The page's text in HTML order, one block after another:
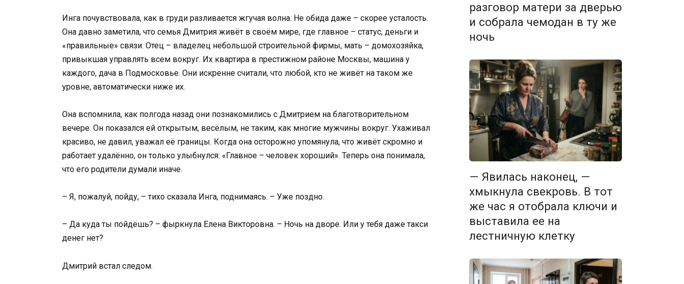
Инга почувствовала, как в груди разливается жгучая волна. Не обида даже – скорее усталость.
Она давно заметила, что семья Дмитрия живёт в своём мире, где главное – статус, деньги и
«правильные» связи. Отец – владелец небольшой строительной фирмы, мать – домохозяйка,
привыкшая управлять всем вокруг. Их квартира в престижном районе Москвы, машина у
каждого, дача в Подмосковье. Они искренне считали, что любой, кто не живёт на таком же
уровне, автоматически ниже их.
Она вспомнила, как полгода назад они познакомились с Дмитрием на благотворительном
вечере. Он показался ей открытым, весёлым, не таким, как многие мужчины вокруг. Ухаживал
красиво, не давил, уважал её границы. Когда она осторожно упомянула, что живёт скромно и
работает удалённо, он только улыбнулся: «Главное – человек хороший». Теперь она понимала,
что его родители думали иначе.
– Я, пожалуй, пойду, – тихо сказала Инга, поднимаясь. – Уже поздно.
– Да куда ты пойдёшь? – фыркнула Елена Викторовна. – Ночь на дворе. Или у тебя даже такси
денег нет?
Дмитрий встал следом.
разговор матери за дверью
и собрала чемодан в ту же
ночь
— Явилась наконец, —
хмыкнула свекровь. В тот
же час я отобрала ключи и
выставила ее на
лестничную клетку